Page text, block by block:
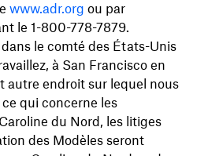
www.adr.org ou par
le 1-800-778-7879.
le comté des États-Unis
à San Francisco en
autre endroit sur lequel nous
qui concerne les
du Nord, les litiges
des Modèles seront